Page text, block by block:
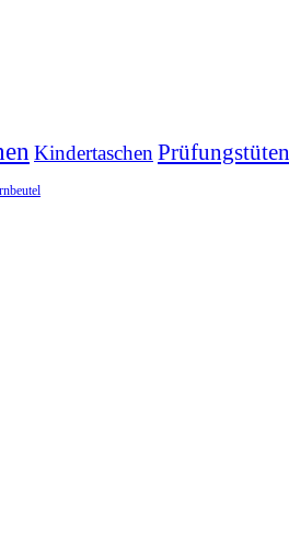
Kindertaschen Prüfungstüten